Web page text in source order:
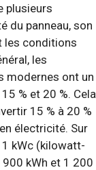
plusieurs
du panneau, son
les conditions
les
modernes ont un
% et 20 %. Cela
15 % à 20 %
électricité. Sur
1 kWc (kilowatt-
kWh et 1 200